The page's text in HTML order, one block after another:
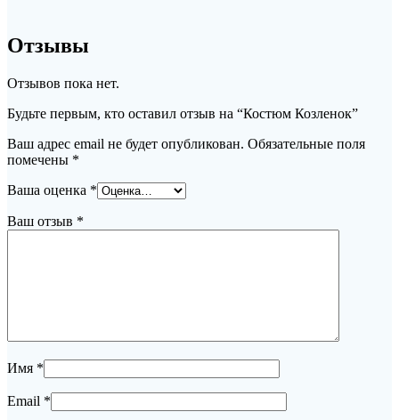
Отзывы
Отзывов пока нет.
Будьте первым, кто оставил отзыв на “Костюм Козленок”
Ваш адрес email не будет опубликован. Обязательные поля
помечены *
Ваша оценка *
Ваш отзыв *
Имя *
Email *